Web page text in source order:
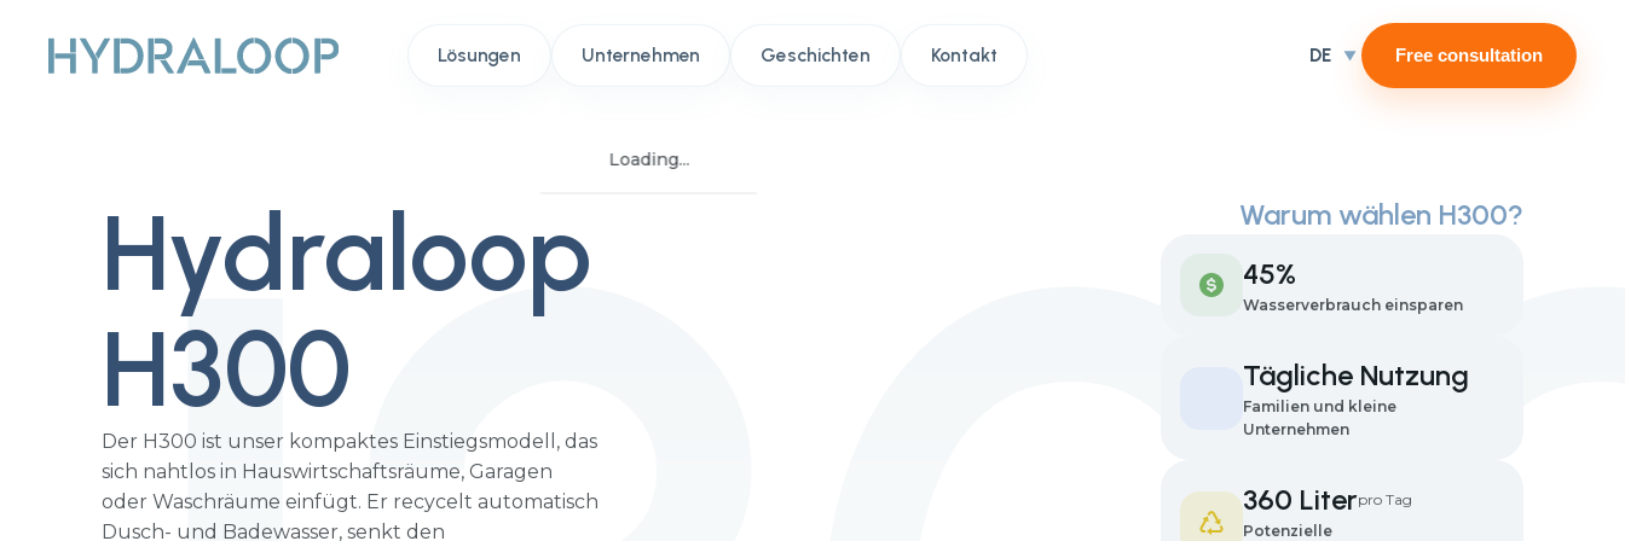
Lösungen Unternehmen Geschichten Kontakt DE Free consultation
Loading...
Hydraloop
H300
Der H300 ist unser kompaktes Einstiegsmodell, das
sich nahtlos in Hauswirtschaftsräume, Garagen
oder Waschräume einfügt. Er recycelt automatisch
Dusch- und Badewasser, senkt den
Warum wählen H300?
45%
Wasserverbrauch einsparen
Tägliche Nutzung
Familien und kleine
Unternehmen
360 Literpro Tag
Potenzielle